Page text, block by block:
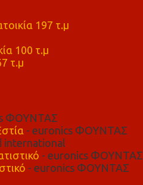
197 τ.μ
100 τ.μ
τ.μ
ΦΟΥΝΤΑΣ
- euronics ΦΟΥΝΤΑΣ
international
- euronics ΦΟΥΝΤΑΣ
- euronics ΦΟΥΝΤΑΣ